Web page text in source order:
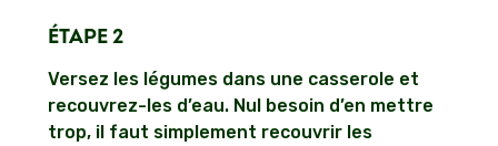
ÉTAPE 2
Versez les légumes dans une casserole et
recouvrez-les d’eau. Nul besoin d’en mettre
trop, il faut simplement recouvrir les